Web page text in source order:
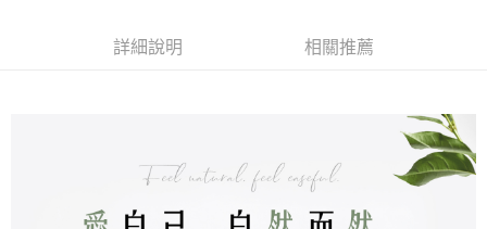
結帳頁面，進行簡訊認證並確認金額後，即可完成結帳。
※ 請注意：結帳手續完成當下不需立刻繳費，但若您需要取消訂單，請聯絡
購買商品的店家。未經商家同意取消之訂單仍視為有效，需透過AFTEE先享
後付繳納相關費用。
※ 交易是否成功請以「AFTEE先享後付 」之結帳頁面顯示為準，若有關於
客戶支援中心」
https://netprotections.freshdesk.com/support/home
付款後全家取貨
每筆NT$9,999
詳細說明 相關推薦